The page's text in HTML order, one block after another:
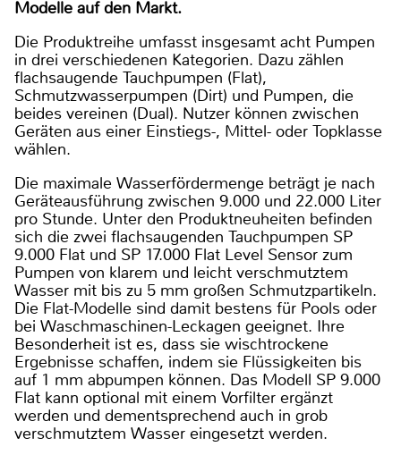
Modelle auf den Markt.
Die Produktreihe umfasst insgesamt acht Pumpen
in drei verschiedenen Kategorien. Dazu zählen
flachsaugende Tauchpumpen (Flat),
Schmutzwasserpumpen (Dirt) und Pumpen, die
beides vereinen (Dual). Nutzer können zwischen
Geräten aus einer Einstiegs-, Mittel- oder Topklasse
wählen.
Die maximale Wasserfördermenge beträgt je nach
Geräteausführung zwischen 9.000 und 22.000 Liter
pro Stunde. Unter den Produktneuheiten befinden
sich die zwei flachsaugenden Tauchpumpen SP
9.000 Flat und SP 17.000 Flat Level Sensor zum
Pumpen von klarem und leicht verschmutztem
Wasser mit bis zu 5 mm großen Schmutzpartikeln.
Die Flat-Modelle sind damit bestens für Pools oder
bei Waschmaschinen-Leckagen geeignet. Ihre
Besonderheit ist es, dass sie wischtrockene
Ergebnisse schaffen, indem sie Flüssigkeiten bis
auf 1 mm abpumpen können. Das Modell SP 9.000
Flat kann optional mit einem Vorfilter ergänzt
werden und dementsprechend auch in grob
verschmutztem Wasser eingesetzt werden.